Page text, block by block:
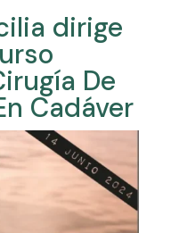
dirige
De
Cadáver